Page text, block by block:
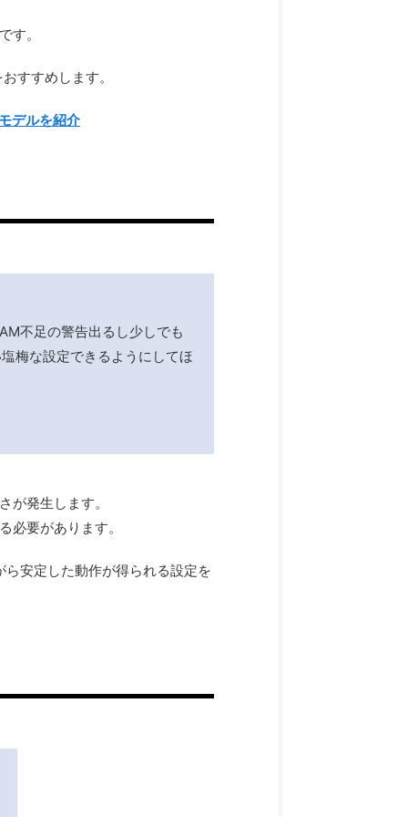
す。
すすめします。
デルを紹介
不足の警告出るし少しでも
梅な設定できるようにしてほ
発生します。
要があります。
安定した動作が得られる設定を